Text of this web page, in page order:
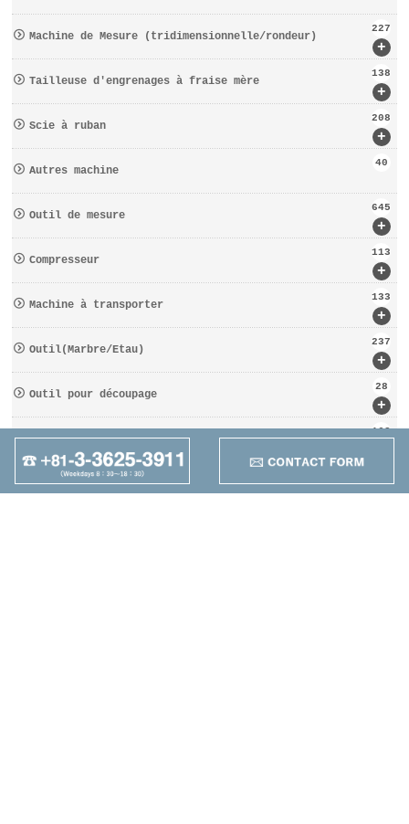
+
Machine de Mesure (tridimensionnelle/rondeur)
227
+
Tailleuse d′engrenages à fraise mère
138
+
Scie à ruban
208
Autres machine
40
+
Outil de mesure
645
+
Compresseur
113
+
Machine à transporter
133
+
Outil(Marbre/Etau)
237
+
Outil pour découpage
28
D′OUTILS COUPANTS
162
+
Autres